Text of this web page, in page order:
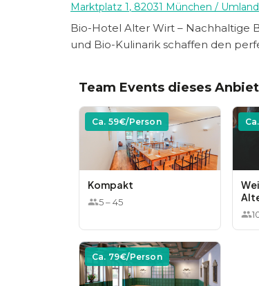
Marktplatz 1, 82031 München / Umland
Bio-Hotel Alter Wirt – Nachhaltige
und Bio-Kulinarik schaffen den
Team Events dieses
Ca. 59€/Person
Kompakt
5–45
Ca. 79€/Person